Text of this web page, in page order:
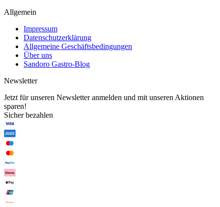
Allgemein
Impressum
Datenschutzerklärung
Allgemeine Geschäftsbedingungen
Über uns
Sandoro Gastro-Blog
Newsletter
Jetzt für unseren Newsletter anmelden und mit unseren Aktionen
sparen!
Sicher bezahlen